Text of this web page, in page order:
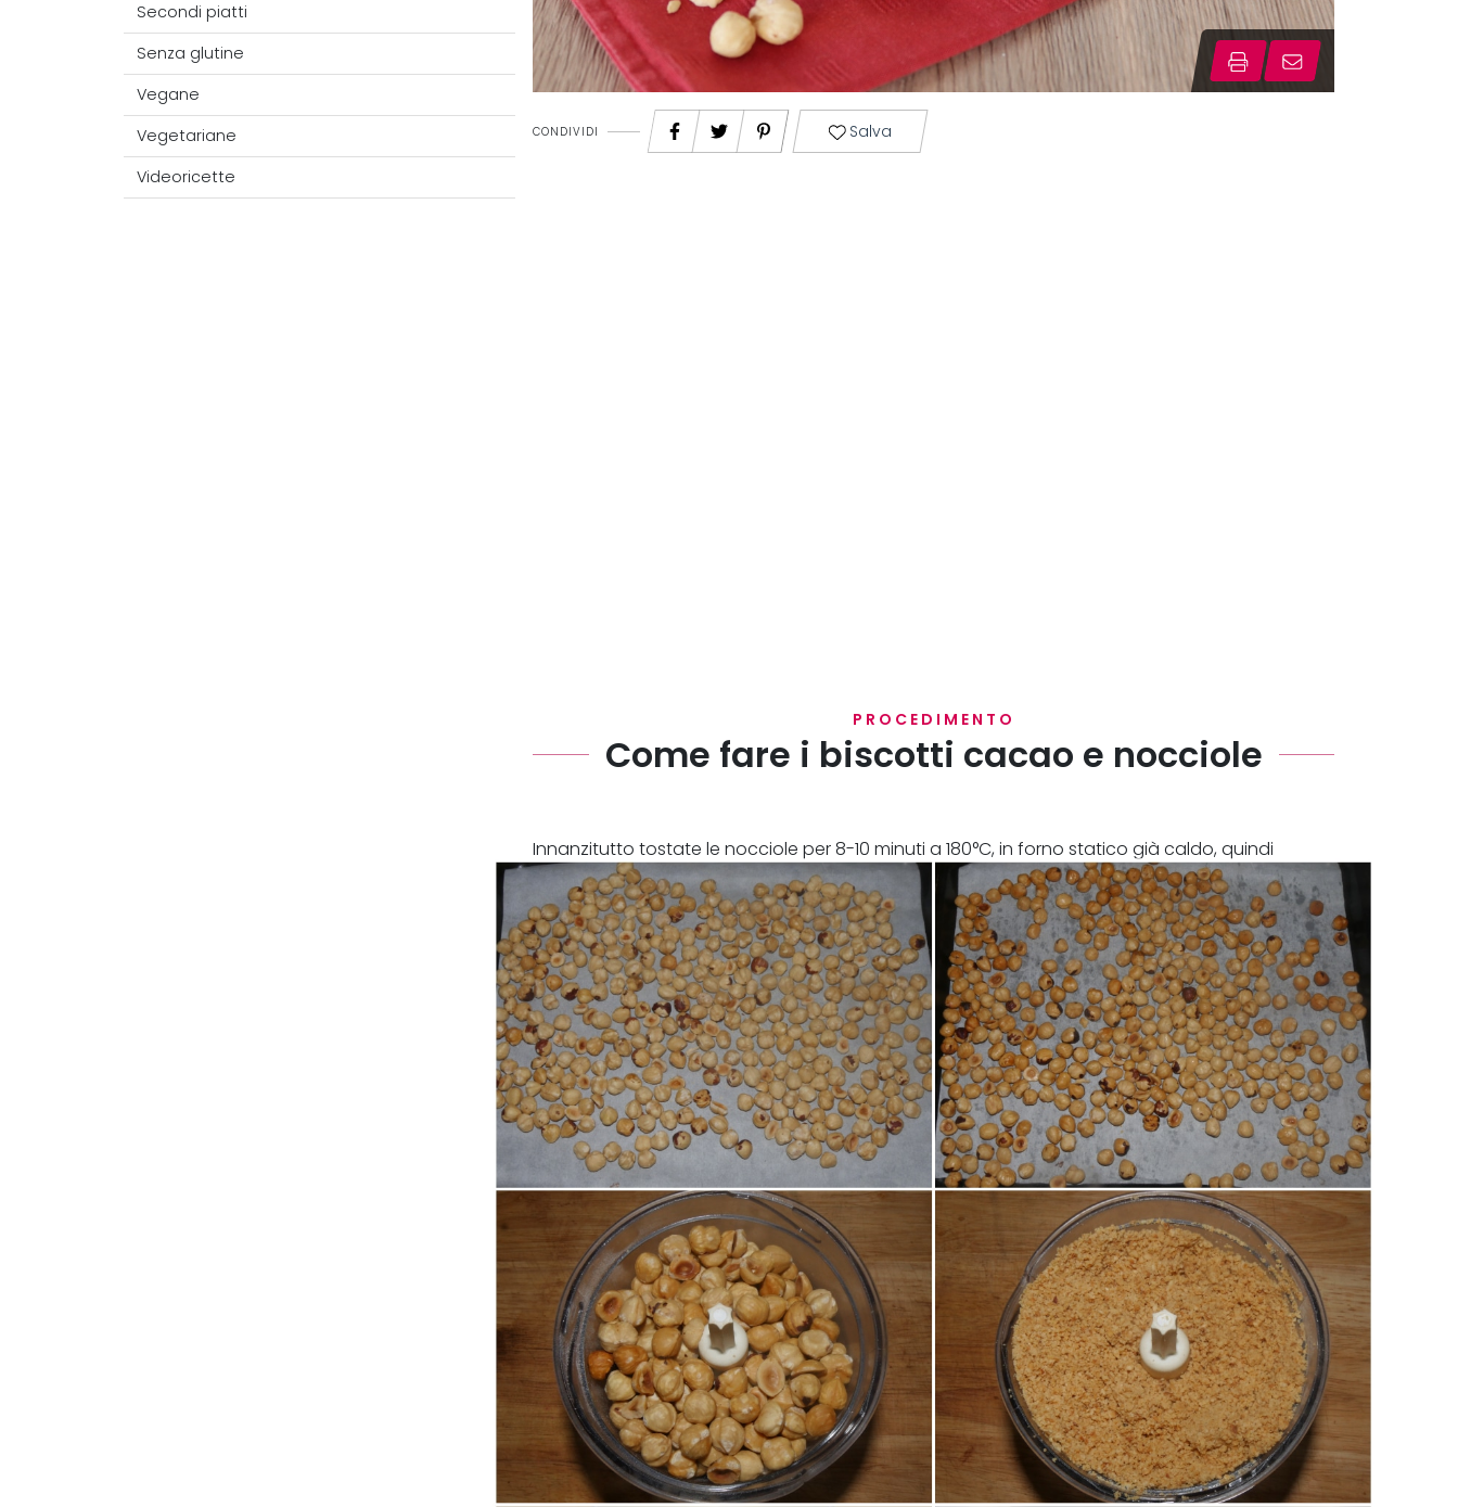
Secondi piatti
Senza glutine
Vegane
Vegetariane
Videoricette
CONDIVIDI Salva
PROCEDIMENTO
Come fare i biscotti cacao e nocciole
Innanzitutto tostate le nocciole per 8-10 minuti a 180°C, in forno statico già caldo, quindi
lasciatele intiepidire e frullatele finemente con un mixer.